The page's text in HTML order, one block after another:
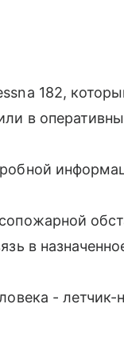
182,
в
в
-